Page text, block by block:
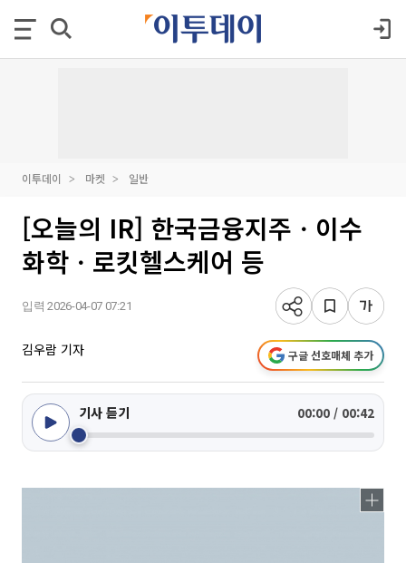
이투데이 마켓 일반
[오늘의 IR] 한국금융지주ㆍ이수
화학ㆍ로킷헬스케어 등
입력 2026-04-07 07:21
김우람 기자 구글 선호매체 추가
기사 듣기 00:00 / 00:42